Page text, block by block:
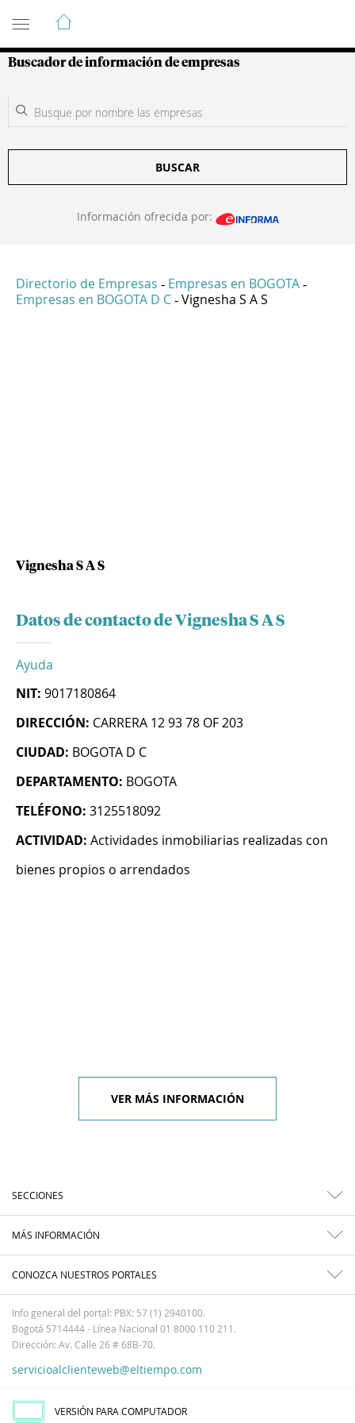
Guía de Empresas Colombianas
Buscador de información de empresas
BUSCAR
Información ofrecida por:
Directorio de Empresas - Empresas en BOGOTA -
Empresas en BOGOTA D C - Vignesha S A S
Vignesha S A S
Datos de contacto de Vignesha S A S
Ayuda
NIT: 9017180864
DIRECCIÓN: CARRERA 12 93 78 OF 203
CIUDAD: BOGOTA D C
DEPARTAMENTO: BOGOTA
TELÉFONO: 3125518092
ACTIVIDAD: Actividades inmobiliarias realizadas con
bienes propios o arrendados
VER MÁS INFORMACIÓN
SECCIONES
MÁS INFORMACIÓN
CONOZCA NUESTROS PORTALES
Info general del portal: PBX: 57 (1) 2940100.
Bogotá 5714444 - Línea Nacional 01 8000 110 211.
Dirección: Av. Calle 26 # 68B-70.
servicioalclienteweb@eltiempo.com
VERSIÓN PARA COMPUTADOR